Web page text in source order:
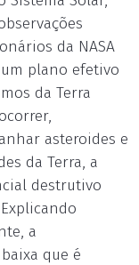
da NASA
plano efetivo
da Terra
asteroides e
da Terra, a
destrutivo
a
que é